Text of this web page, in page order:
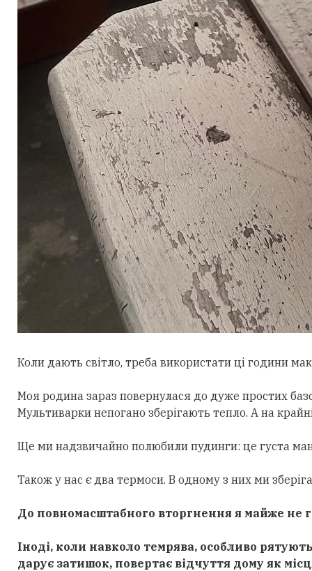
Коли дають світло, треба використати ці години
Моя родина зараз повернулася до дуже простих
Мультиварки непогано зберігають тепло. А на
Ще ми надзвичайно полюбили пудинги: це густа
Також у нас є два термоси. В одному з них ми
До повномасштабного вторгнення я майже не
Іноді, коли навколо темрява, особливо
дарує затишок, повертає відчуття дому як